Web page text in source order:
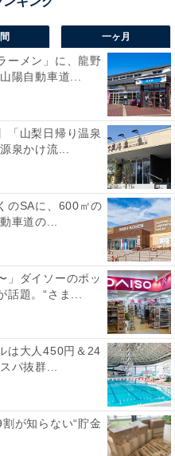
一ヶ月
ーメン」に、龍野
陽自動車道...
「山梨日帰り温泉
泉かけ流...
のSAに、600㎡の
車道の...
」ダイソーのポッ
話題。“さま...
は大人450円＆24
パ抜群...
が知らない“貯金